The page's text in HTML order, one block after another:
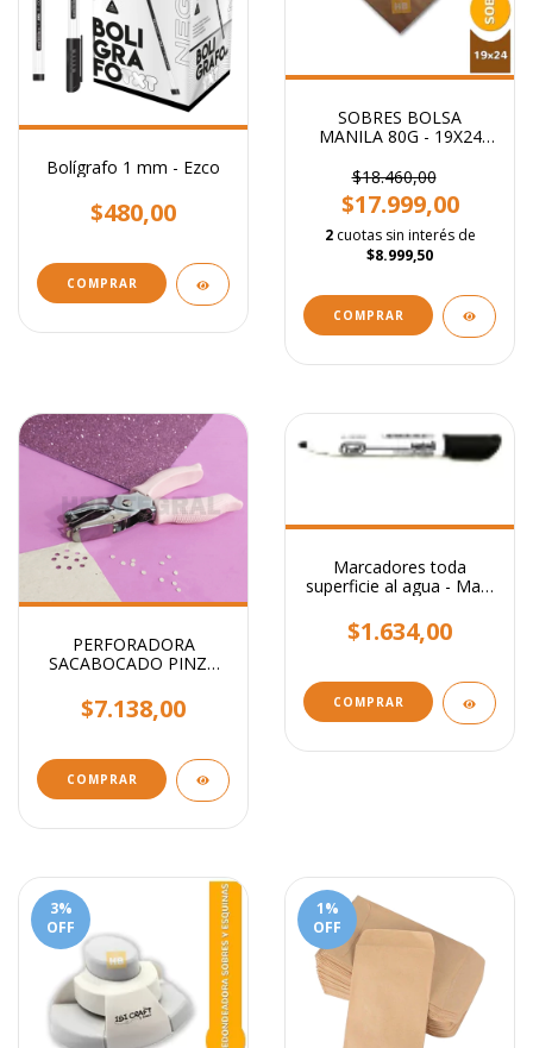
Bolígrafo 1 mm - Ezco
$480,00
COMPRAR
SOBRES BOLSA
MANILA 80G - 19X24
$18.460,00
$17.999,00
2 cuotas sin interés de
$8.999,50
COMPRAR
PERFORADORA
SACABOCADO PINZA
etiquetas
$7.138,00
Marcadores toda
superficie al agua - Mark
$1.634,00
COMPRAR
3%
OFF
1%
OFF